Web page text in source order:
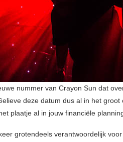
nummer van Crayon Sun dat
deze datum dus al in het
plaatje al in jouw financiële
grotendeels verantwoordelijk